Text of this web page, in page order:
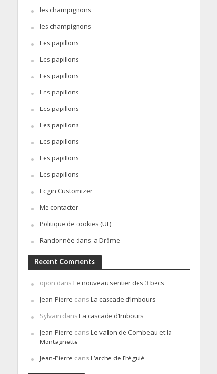
les champignons
les champignons
Les papillons
Les papillons
Les papillons
Les papillons
Les papillons
Les papillons
Les papillons
Les papillons
Les papillons
Login Customizer
Me contacter
Politique de cookies (UE)
Randonnée dans la Drôme
Recent Comments
opon dans Le nouveau sentier des 3 becs
Jean-Pierre dans La cascade d’Imbours
Sylvain dans La cascade d’Imbours
Jean-Pierre dans Le vallon de Combeau et la
Montagnette
Jean-Pierre dans L’arche de Fréguié